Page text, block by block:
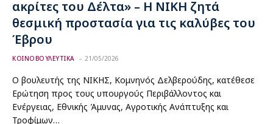
ακρίτες του Δέλτα» – Η ΝΙΚΗ ζητά
θεσμική προστασία για τις καλύβες του
Έβρου
ΚΟΙΝΟΒΟΥΛΕΥΤΙΚΑ 21/05/2026
Ο βουλευτής της ΝΙΚΗΣ, Κομνηνός Δελβερούδης, κατέθεσε
Ερώτηση προς τους υπουργούς Περιβάλλοντος και
Ενέργειας, Εθνικής Άμυνας, Αγροτικής Ανάπτυξης και
Τροφίμων…